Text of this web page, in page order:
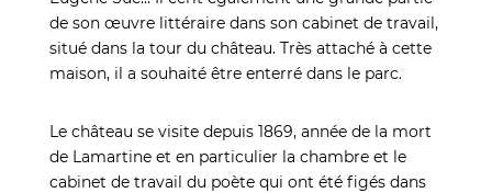
de son œuvre littéraire dans son cabinet de travail,
situé dans la tour du château. Très attaché à cette
maison, il a souhaité être enterré dans le parc.
Le château se visite depuis 1869, année de la mort
de Lamartine et en particulier la chambre et le
cabinet de travail du poète qui ont été figés dans